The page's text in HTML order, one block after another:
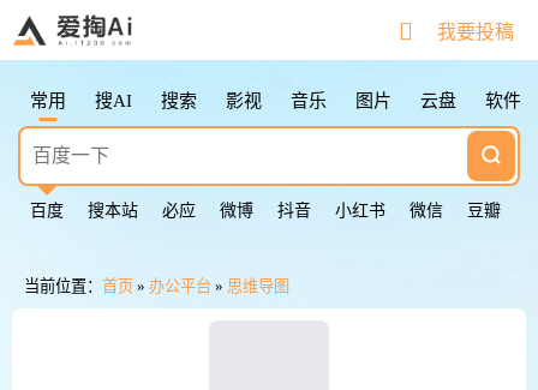
切换下一个
Esc
返回第一个
鼠标点击图标 切换下一个
我要投稿
常用 搜AI 搜索 影视 音乐 图片 云盘 软件
百度 搜本站 必应 微博 抖音 小红书 微信 豆瓣
当前位置： 首页 » 办公平台 » 思维导图